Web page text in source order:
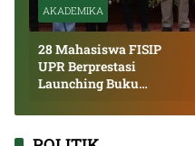
AKADEMIKA
28 Mahasiswa FISIP
UPR Berprestasi
Launching Buku